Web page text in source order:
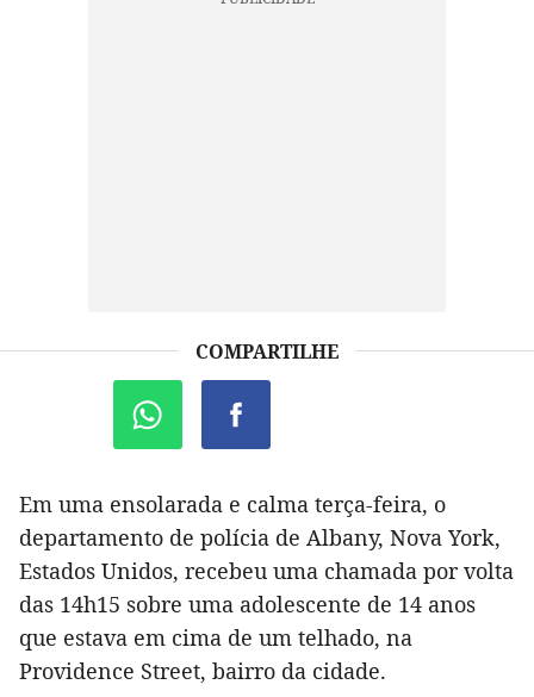
COMPARTILHE
Em uma ensolarada e calma terça-feira, o
departamento de polícia de Albany, Nova York,
Estados Unidos, recebeu uma chamada por volta
das 14h15 sobre uma adolescente de 14 anos
que estava em cima de um telhado, na
Providence Street, bairro da cidade.